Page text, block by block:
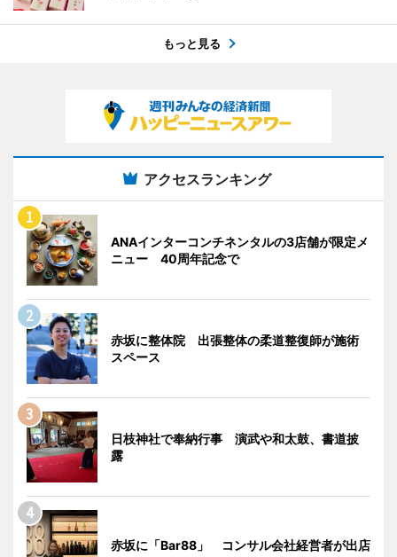
もっと見る
アクセスランキング
ANAインターコンチネンタルの3店舗が限定メ
ニュー 40周年記念で
赤坂に整体院 出張整体の柔道整復師が施術
スペース
日枝神社で奉納行事 演武や和太鼓、書道披
露
赤坂に「Bar88」 コンサル会社経営者が出店